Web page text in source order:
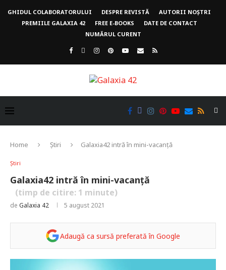
GHIDUL COLABORATORULUI DESPRE REVISTĂ
AUTORII NOȘTRI
PREMIILE GALAXIA 42
FREE E-BOOKS
DATE DE CONTACT
NUMĂRUL CURENT
Home Știri Galaxia42 intră în mini-vacanță
Știri
Galaxia42 intră în mini-vacanță
(timp de citire: 1 minute)
de Galaxia 42 5 august 2021
Adaugă ca sursă preferată în Google